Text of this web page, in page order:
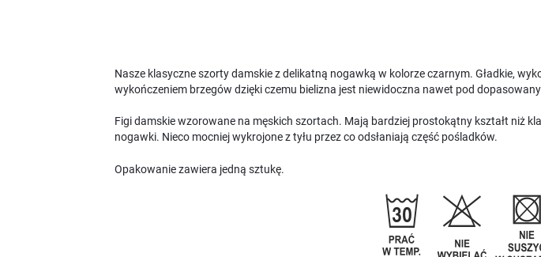
Nasze klasyczne szorty damskie z delikatną nogawką w kolorze czarnym. Gładkie,
wykończeniem brzegów dzięki czemu bielizna jest niewidoczna nawet pod
Figi damskie wzorowane na męskich szortach. Mają bardziej prostokątny kształt niż
nogawki. Nieco mocniej wykrojone z tyłu przez co odsłaniają część pośladków.
Opakowanie zawiera jedną sztukę.
USTAWIENIA
Szanujemy Twoją prywatność. Możesz zmienić
wszystkie. W dowolnym momencie możesz